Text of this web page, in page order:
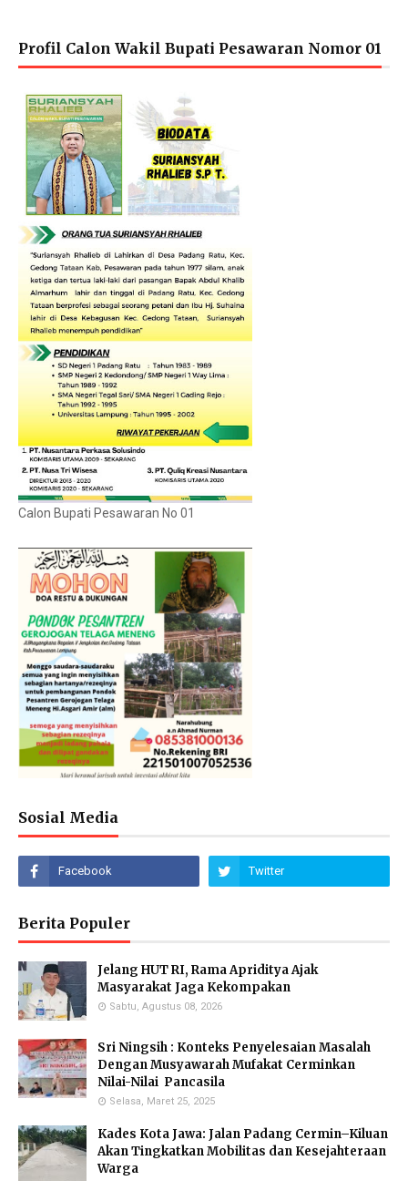
Profil Calon Wakil Bupati Pesawaran Nomor 01
Calon Bupati Pesawaran No 01
Sosial Media
Berita Populer
Jelang HUT RI, Rama Apriditya Ajak
Masyarakat Jaga Kekompakan
Sabtu, Agustus 08, 2026
Sri Ningsih : Konteks Penyelesaian Masalah
Dengan Musyawarah Mufakat Cerminkan
Nilai-Nilai Pancasila
Selasa, Maret 25, 2025
Kades Kota Jawa: Jalan Padang Cermin–Kiluan
Akan Tingkatkan Mobilitas dan Kesejahteraan
Warga